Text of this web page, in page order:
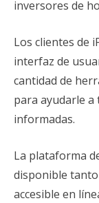
inversores de
Los clientes de
interfaz de
cantidad de
para ayudarle a
informadas.
La plataforma
disponible
accesible en